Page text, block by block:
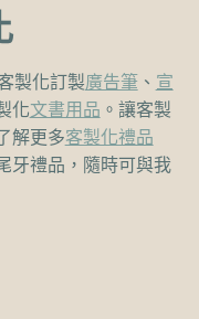
製化訂製廣告筆、 宣
化文書用品 。讓客製
解更多客製化禮品
牙禮品，隨時可與我